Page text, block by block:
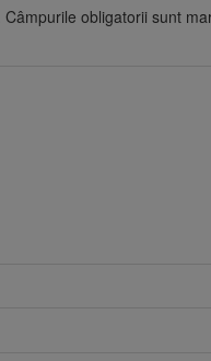
Câmpurile obligatorii sunt